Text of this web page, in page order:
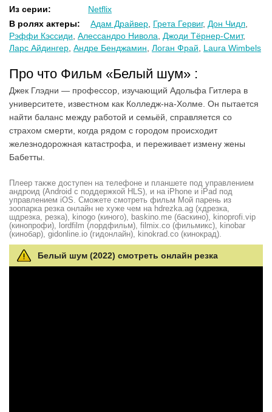
Из серии:
Netflix
В ролях актеры: Адам Драйвер Грета Гервиг, Дон Чидл
Рэффи Кэссиди Алессандро Нивола Джоди Тёрнер-Смит,
Ларс Айдингер Андре Бенджамин Логан Фрай Laura Wimbels
Про что Фильм «Белый шум» :
Джек Глэдни — профессор, изучающий Адольфа Гитлера в
университете, известном как Колледж-на-Холме. Он пытается
найти баланс между работой и семьёй, справляется со
страхом смерти, когда рядом с городом происходит
железнодорожная катастрофа, и переживает измену жены
Бабетты.
Плеер также доступен на телефоне и планшете под управлением
андроид (Android с поддержкой HLS), и на iPhone и iPad под
управлением iOS. Сможете смотреть фильм Мой парень из
зоопарка резка онлайн не хуже чем на hdrezka.ag (хдрезка,
шдрезка, резка), kinogo (киного), baskino.me (баскино), kinoprofi.vip
(кинопрофи), lordfilm (лордфильм), filmix.co (фильмикс), kinobar
(кинобар), gidonline.io (гидонлайн), kinokrad.сo (кинокрад).
Белый шум (2022) смотреть онлайн резка